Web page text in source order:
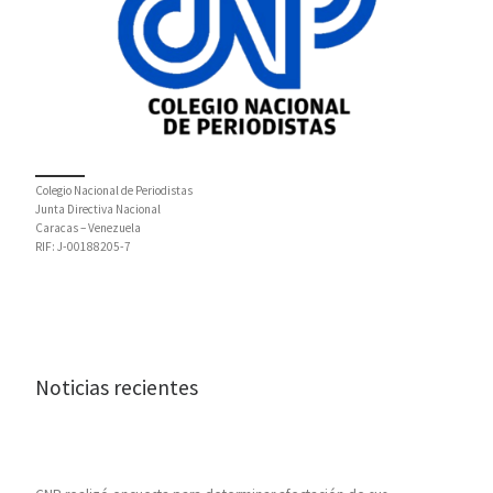
Colegio Nacional de Periodistas
Junta Directiva Nacional
Caracas – Venezuela
RIF: J-00188205-7
Noticias recientes